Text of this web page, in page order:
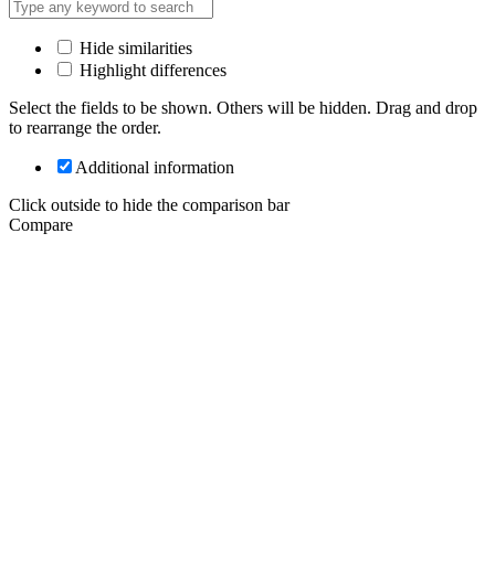
Hide similarities
Highlight differences
Select the fields to be shown. Others will be hidden. Drag and drop
to rearrange the order.
Additional information
Click outside to hide the comparison bar
Compare